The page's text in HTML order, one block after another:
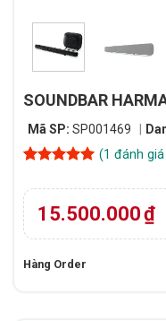
SOUNDBAR
Mã SP: SP001469
dựa trên
đánh giá
(1 đánh
15.500.000₫
Hàng Order